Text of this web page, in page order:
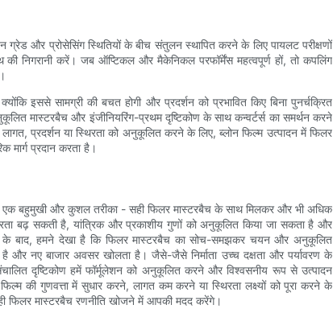
ग्रेड और प्रोसेसिंग स्थितियों के बीच संतुलन स्थापित करने के लिए पायलट परीक्षणों
निगरानी करें। जब ऑप्टिकल और मैकेनिकल परफॉर्मेंस महत्वपूर्ण हों, तो कपलिंग
इससे सामग्री की बचत होगी और प्रदर्शन को प्रभावित किए बिना पुनर्चक्रित
मास्टरबैच और इंजीनियरिंग-प्रथम दृष्टिकोण के साथ कन्वर्टर्स का समर्थन करने
लागत, प्रदर्शन या स्थिरता को अनुकूलित करने के लिए, ब्लोन फिल्म उत्पादन में फिलर
प्रदान करता है।
एक बहुमुखी और कुशल तरीका - सही फिलर मास्टरबैच के साथ मिलकर और भी अधिक
बढ़ सकती है, यांत्रिक और प्रकाशीय गुणों को अनुकूलित किया जा सकता है और
के बाद, हमने देखा है कि फिलर मास्टरबैच का सोच-समझकर चयन और अनुकूलित
और नए बाजार अवसर खोलता है। जैसे-जैसे निर्माता उच्च दक्षता और पर्यावरण के
दृष्टिकोण हमें फॉर्मूलेशन को अनुकूलित करने और विश्वसनीय रूप से उत्पादन
की गुणवत्ता में सुधार करने, लागत कम करने या स्थिरता लक्ष्यों को पूरा करने के
मास्टरबैच रणनीति खोजने में आपकी मदद करेंगे।